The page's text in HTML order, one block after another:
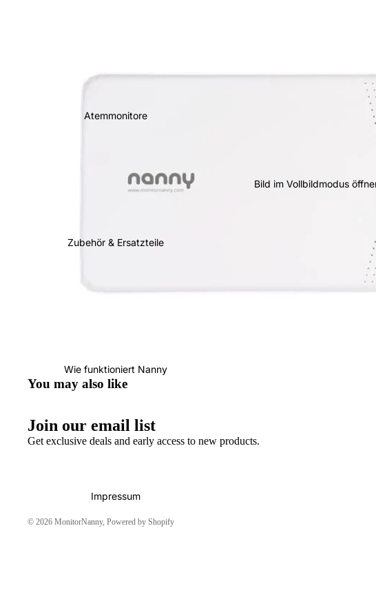
Atemmonitore
Zubehör & Ersatzteile
Wie funktioniert Nanny
Impressum
Bild im Vollbildmodus
You may also like
Join our email list
Get exclusive deals and early access to new products.
© 2026 MonitorNanny, Powered by Shopify